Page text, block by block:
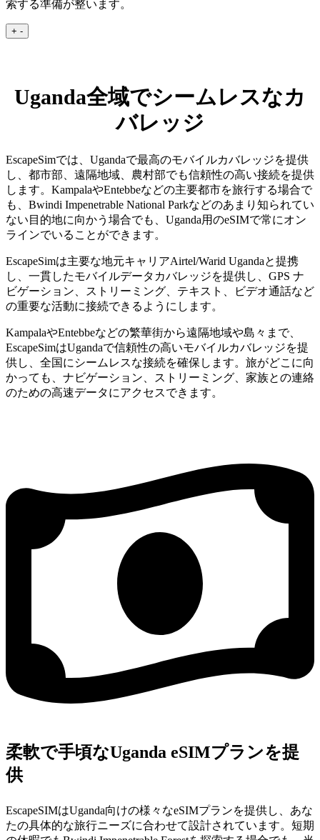
索する準備が整います。
+ -
Uganda全域でシームレスなカ
バレッジ
EscapeSimでは、Ugandaで最高のモバイルカバレッジを提供
し、都市部、遠隔地域、農村部でも信頼性の高い接続を提供
します。KampalaやEntebbeなどの主要都市を旅行する場合で
も、Bwindi Impenetrable National Parkなどのあまり知られてい
ない目的地に向かう場合でも、Uganda用のeSIMで常にオン
ラインでいることができます。
EscapeSimは主要な地元キャリアAirtel/Warid Ugandaと提携
し、一貫したモバイルデータカバレッジを提供し、GPS ナ
ビゲーション、ストリーミング、テキスト、ビデオ通話など
の重要な活動に接続できるようにします。
KampalaやEntebbeなどの繁華街から遠隔地域や島々まで、
EscapeSimはUgandaで信頼性の高いモバイルカバレッジを提
供し、全国にシームレスな接続を確保します。旅がどこに向
かっても、ナビゲーション、ストリーミング、家族との連絡
のための高速データにアクセスできます。
柔軟で手頃なUganda eSIMプランを提
供
EscapeSIMはUganda向けの様々なeSIMプランを提供し、あな
たの具体的な旅行ニーズに合わせて設計されています。短期